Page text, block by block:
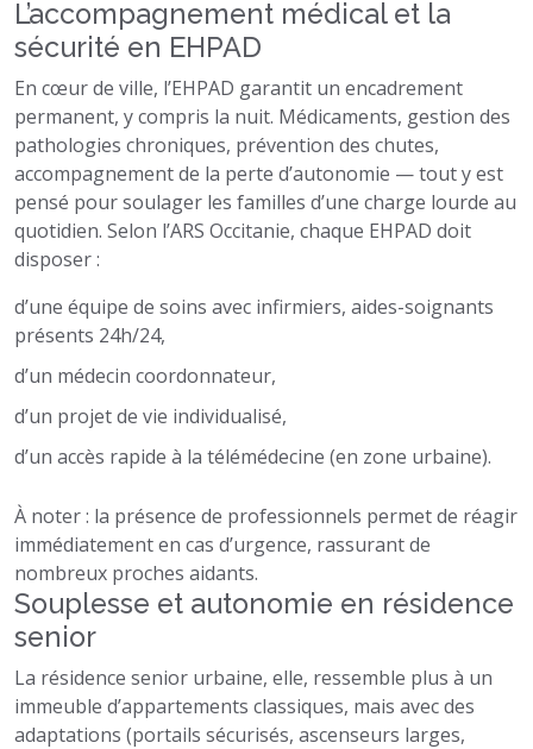
L’accompagnement médical et la
sécurité en EHPAD
En cœur de ville, l’EHPAD garantit un encadrement
permanent, y compris la nuit. Médicaments, gestion des
pathologies chroniques, prévention des chutes,
accompagnement de la perte d’autonomie — tout y est
pensé pour soulager les familles d’une charge lourde au
quotidien. Selon l’ARS Occitanie, chaque EHPAD doit
disposer :
d’une équipe de soins avec infirmiers, aides-soignants
présents 24h/24,
d’un médecin coordonnateur,
d’un projet de vie individualisé,
d’un accès rapide à la télémédecine (en zone urbaine).
À noter : la présence de professionnels permet de réagir
immédiatement en cas d’urgence, rassurant de
nombreux proches aidants.
Souplesse et autonomie en résidence
senior
La résidence senior urbaine, elle, ressemble plus à un
immeuble d’appartements classiques, mais avec des
adaptations (portails sécurisés, ascenseurs larges,